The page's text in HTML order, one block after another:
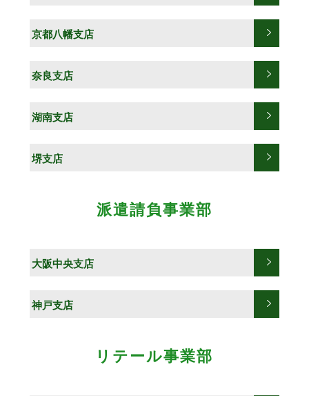
京都八幡支店
奈良支店
湖南支店
堺支店
派遣請負事業部
大阪中央支店
神戸支店
リテール事業部